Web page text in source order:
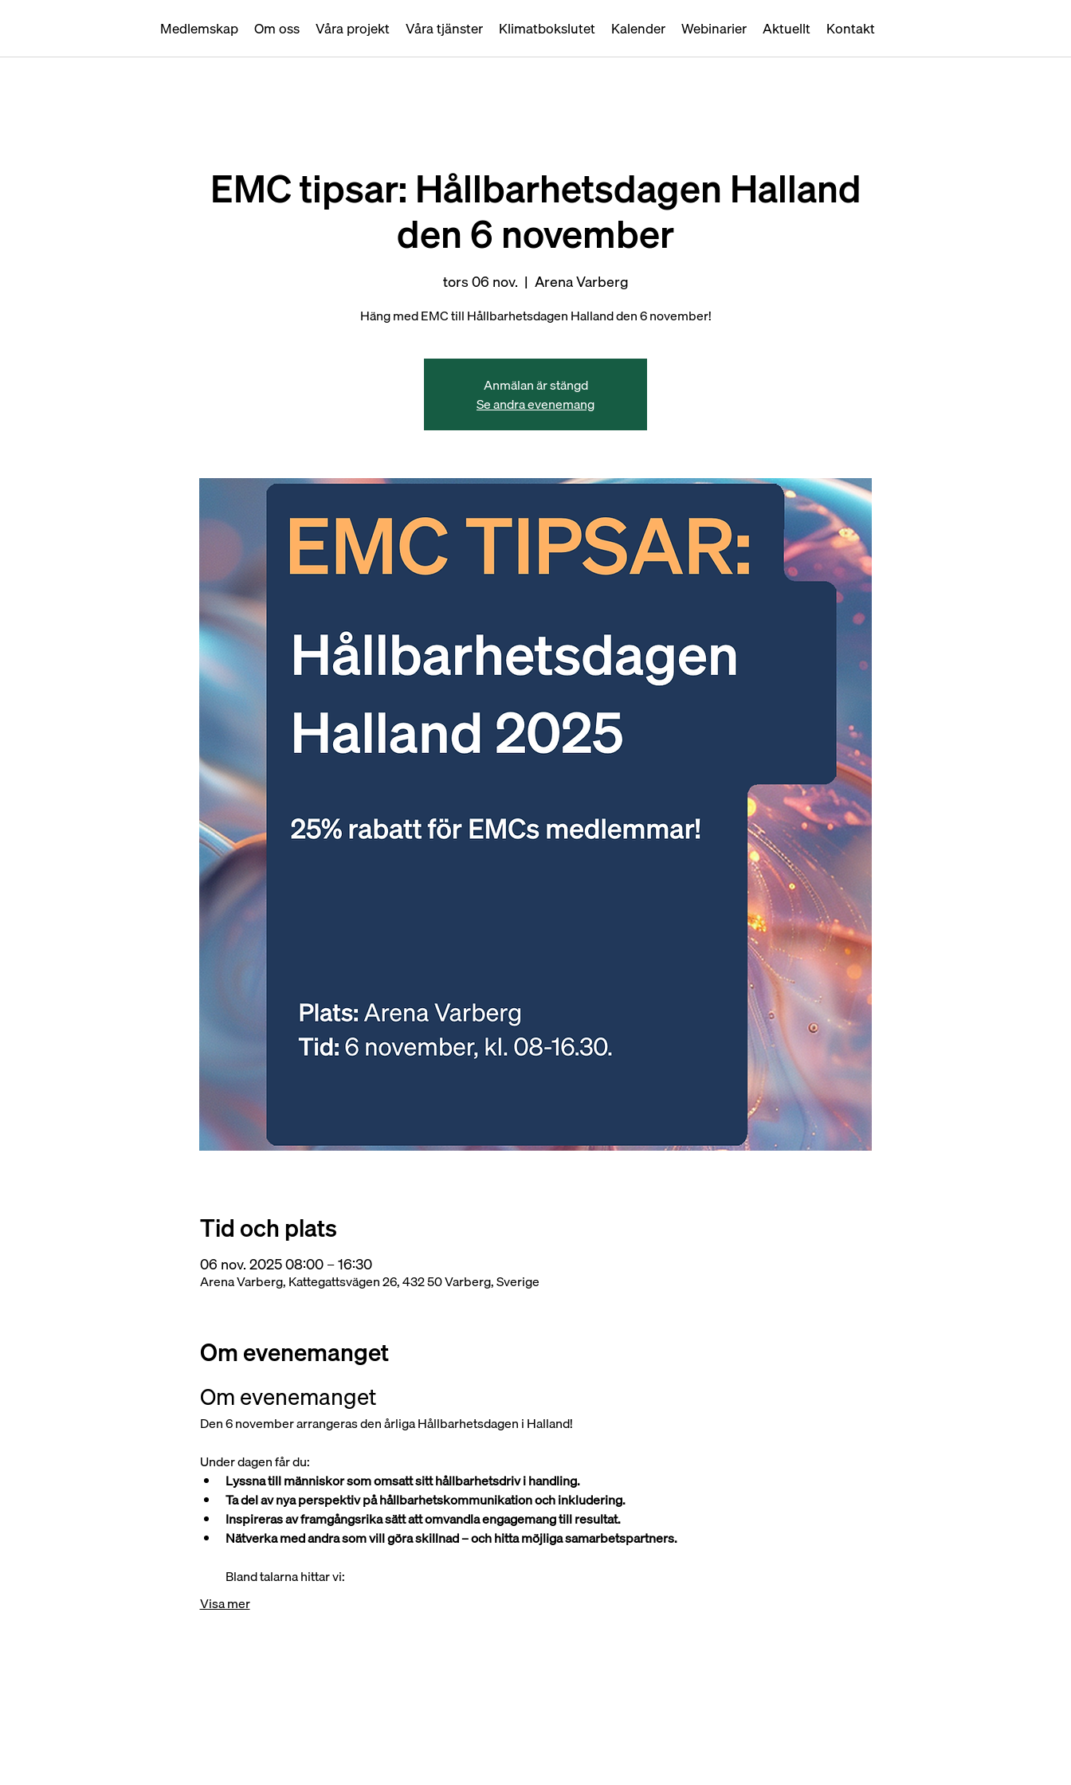
Medlemskap Om oss Våra projekt Våra tjänster Klimatbokslutet Kalender Webinarier Aktuellt Kontakt
EMC tipsar: Hållbarhetsdagen Halland
den 6 november
tors 06 nov.
  |
Arena Varberg
Häng med EMC till Hållbarhetsdagen Halland den 6 november!
Anmälan är stängd
Se andra evenemang
Tid och plats
06 nov. 2025 08:00 – 16:30
Arena Varberg, Kattegattsvägen 26, 432 50 Varberg, Sverige
Om evenemanget
Om evenemanget
Den 6 november arrangeras den årliga Hållbarhetsdagen i Halland!
Under dagen får du:
Lyssna till människor som omsatt sitt hållbarhetsdriv i handling.
Ta del av nya perspektiv på hållbarhetskommunikation och inkludering.
Inspireras av framgångsrika sätt att omvandla engagemang till resultat.
Nätverka med andra som vill göra skillnad – och hitta möjliga samarbetspartners.
Bland talarna hittar vi:
Visa mer